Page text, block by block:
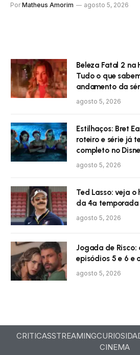
Por Matheus Amorim agosto 5, 2026
Beleza Fatal 2 na
Tudo o que
andamento da
agosto 5, 2026
Estilhaços: Bret
roteiro e série já
completo no
agosto 5, 2026
Ted Lasso: veja
da 4ª temporada
agosto 5, 2026
Jogada de Risco:
episódios 5 e 6 e
agosto 5, 2026
CRITICASSTREAMING
CINEMA